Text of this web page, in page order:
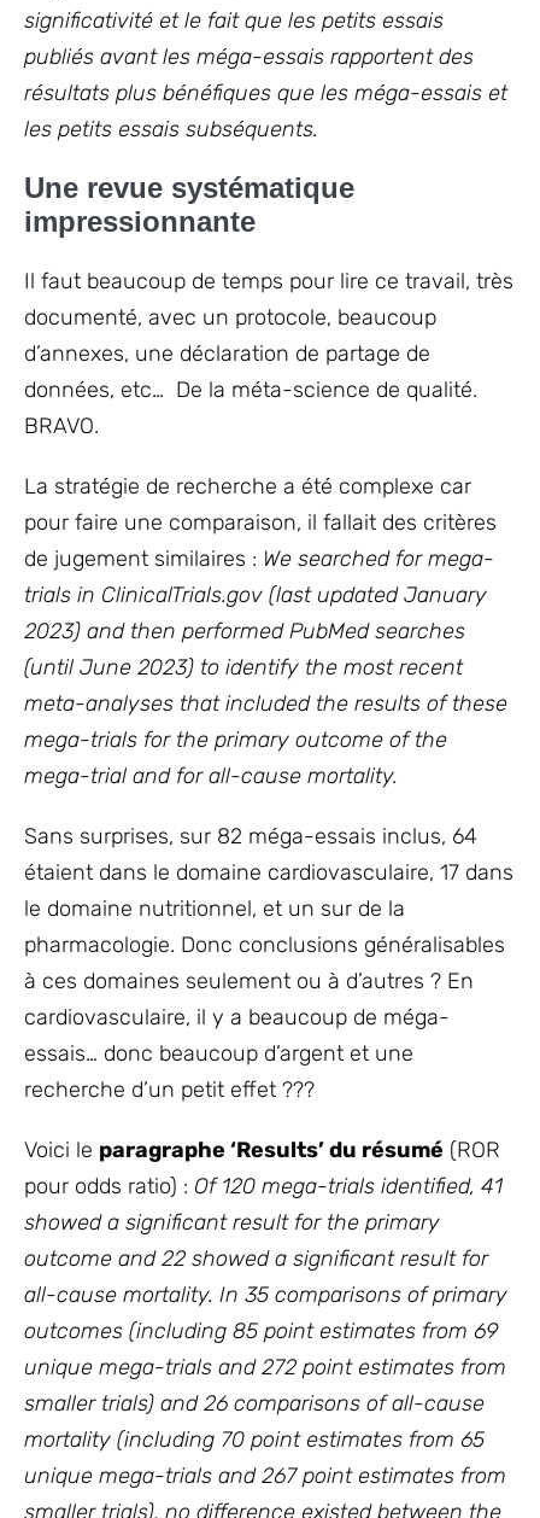
significativité et le fait que les petits essais
publiés avant les méga-essais rapportent des
résultats plus bénéfiques que les méga-essais et
les petits essais subséquents.
Une revue systématique
impressionnante
Il faut beaucoup de temps pour lire ce travail, très
documenté, avec un protocole, beaucoup
d’annexes, une déclaration de partage de
données, etc… De la méta-science de qualité.
BRAVO.
La stratégie de recherche a été complexe car
pour faire une comparaison, il fallait des critères
de jugement similaires : We searched for mega-
trials in ClinicalTrials.gov (last updated January
2023) and then performed PubMed searches
(until June 2023) to identify the most recent
meta-analyses that included the results of these
mega-trials for the primary outcome of the
mega-trial and for all-cause mortality.
Sans surprises, sur 82 méga-essais inclus, 64
étaient dans le domaine cardiovasculaire, 17 dans
le domaine nutritionnel, et un sur de la
pharmacologie. Donc conclusions généralisables
à ces domaines seulement ou à d’autres ? En
cardiovasculaire, il y a beaucoup de méga-
essais… donc beaucoup d’argent et une
recherche d’un petit effet ???
Voici le paragraphe ‘Results’ du résumé (ROR
pour odds ratio) : Of 120 mega-trials identified, 41
showed a significant result for the primary
outcome and 22 showed a significant result for
all-cause mortality. In 35 comparisons of primary
outcomes (including 85 point estimates from 69
unique mega-trials and 272 point estimates from
smaller trials) and 26 comparisons of all-cause
mortality (including 70 point estimates from 65
unique mega-trials and 267 point estimates from
smaller trials), no difference existed between the